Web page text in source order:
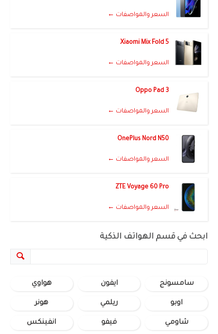
السعر والمواصفات ←
Xiaomi Mix Fold 5
السعر والمواصفات ←
Oppo Pad 3
السعر والمواصفات ←
OnePlus Nord N50
السعر والمواصفات ←
ZTE Voyage 60 Pro
السعر والمواصفات ←
ابحث في قسم الهواتف الذكية
سامسونج ايفون هواوي
اوبو ريلمي هونر
شاومي فيفو انفينكس